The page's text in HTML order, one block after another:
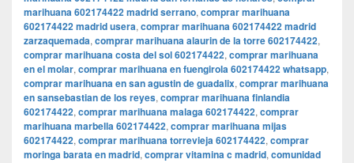
marihuana 602174422 madrid serrano, comprar marihuana
602174422 madrid usera, comprar marihuana 602174422 madrid
zarzaquemada, comprar marihuana alaurin de la torre 602174422,
comprar marihuana costa del sol 602174422, comprar marihuana
en el molar, comprar marihuana en fuengirola 602174422 whatsapp,
comprar marihuana en san agustin de guadalix, comprar marihuana
en sansebastian de los reyes, comprar marihuana finlandia
602174422, comprar marihuana malaga 602174422, comprar
marihuana marbella 602174422, comprar marihuana mijas
602174422, comprar marihuana torrevieja 602174422, comprar
moringa barata en madrid, comprar vitamina c madrid, comunidad